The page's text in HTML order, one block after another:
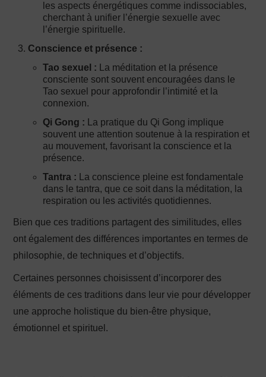
les aspects énergétiques comme indissociables,
cherchant à unifier l’énergie sexuelle avec
l’énergie spirituelle.
Conscience et présence :
Tao sexuel : La méditation et la présence
consciente sont souvent encouragées dans le
Tao sexuel pour approfondir l’intimité et la
connexion.
Qi Gong : La pratique du Qi Gong implique
souvent une attention soutenue à la respiration et
au mouvement, favorisant la conscience et la
présence.
Tantra : La conscience pleine est fondamentale
dans le tantra, que ce soit dans la méditation, la
respiration ou les activités quotidiennes.
Bien que ces traditions partagent des similitudes, elles
ont également des différences importantes en termes de
philosophie, de techniques et d’objectifs.
Certaines personnes choisissent d’incorporer des
éléments de ces traditions dans leur vie pour développer
une approche holistique du bien-être physique,
émotionnel et spirituel.